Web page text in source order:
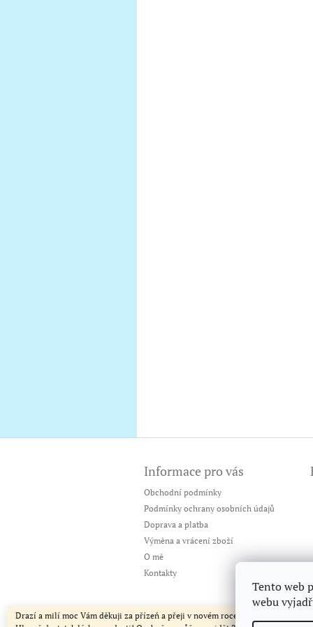
Tento web
webu
Drazí a milí moc Vám děkuji za přízeň a přeji v novém roce jen to nejlepší!
Informace pro vás
Obchodní podmínky
Podmínky ochrany osobních údajů
Doprava a platba
Výměna a vrácení zboží
O mě
Kontakty